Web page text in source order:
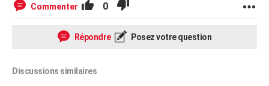
S'inscrire
Se connecter
Lycées
Collèges
Primaires
Universités
Entreprises
Service militaire
Avis de recherche
AVIS DE DÉCÈS
Commenter 0
Répondre Posez votre question
Discussions similaires